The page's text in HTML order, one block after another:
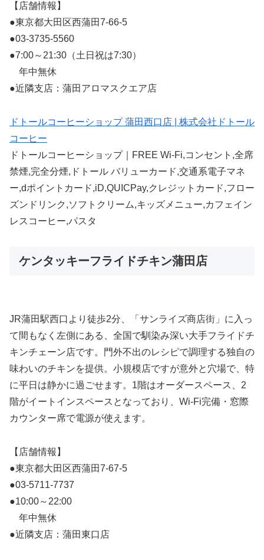
【店舗情報】
●東京都大田区西蒲田7-66-5
●03-3735-5560
●7:00～21:30（土日祝は7:30）
年中無休
●近隣支店：蒲田アロマスクエア店
ドトールコーヒーショップ 蒲田西口店 | 株式会社ドトール
コーヒー
ドトールコーヒーショップ｜FREE Wi-Fi,コンセント,全席
禁煙,完全分煙,ドトール バリューカード,交通系電子マネ
ー,dポイントカード,iD,QUICPay,クレジットカード,フロー
ズンドリンク,ソフトクリーム,キッズメニュー,カフェイン
レスコーヒー,パスタ
ケンタッキーフライドチキン蒲田店
JR蒲田駅西口より徒歩2分、「サンライズ商店街」に入っ
て間もなく左側にある、全国で馴染み深い大手フライドチ
キンチェーン店です。門外不出のレシピで調理する独自の
味わいのチキンを提供。小規模店ですが意外と穴場で、特
に平日は静かに過ごせます。1階はオーダースペース、2
階がイートインスペースとなっており、Wi-Fi完備・窓際
カウンター席で電源が使えます。
【店舗情報】
●東京都大田区西蒲田7-67-5
●03-5711-7737
●10:00～22:00
年中無休
●近隣支店：蒲田東口店